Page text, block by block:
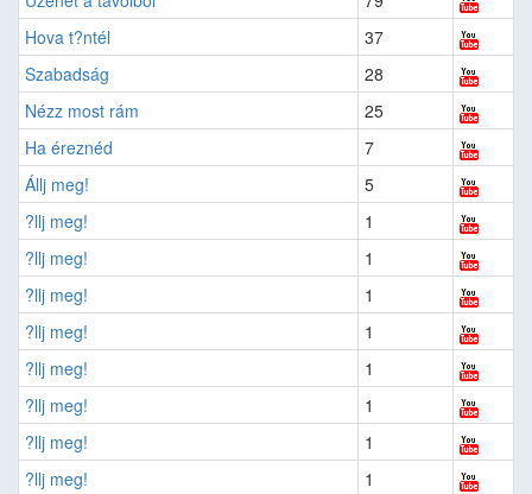
Hova t?ntél
37
Szabadság
28
Nézz most rám
25
Ha éreznéd
7
Állj meg!
5
?llj meg!
1
?llj meg!
1
?llj meg!
1
?llj meg!
1
?llj meg!
1
?llj meg!
1
?llj meg!
1
?llj meg!
1